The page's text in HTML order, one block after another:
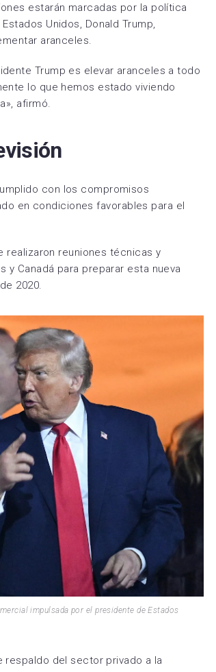
estarán marcadas por la política
Unidos, Donald Trump,
aranceles.
Trump es elevar aranceles a todo
lo que hemos estado viviendo
afirmó.
con los compromisos
en condiciones favorables para el
realizaron reuniones técnicas y
y Canadá para preparar esta nueva
2020.
impulsada por el presidente de Estados
del sector privado a la